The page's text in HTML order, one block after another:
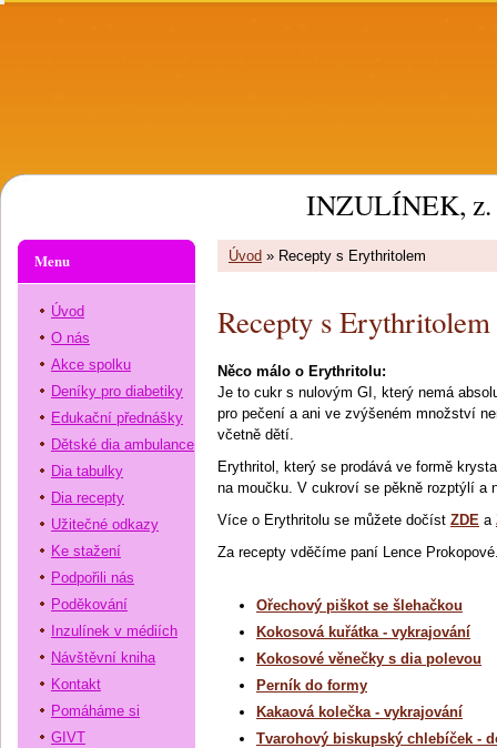
INZULÍNEK, z.
Úvod » Recepty s Erythritolem
Recepty s Erythritolem
Něco málo o Erythritolu:
Je to cukr s nulovým GI, který nemá
pro pečení a ani ve zvýšeném množství
včetně dětí.
Erythritol, který se prodává ve formě
na moučku. V cukroví se pěkně rozptýlí a
Více o Erythritolu se můžete dočíst ZDE a
Za recepty vděčíme paní Lence
Ořechový piškot se šlehačkou
Kokosová kuřátka - vykrajování
Kokosové věnečky s dia polevou
Perník do formy
Kakaová kolečka - vykrajování
Tvarohový biskupský chlebíček -
Menu
Úvod
O nás
Akce spolku
Deníky pro diabetiky
Edukační přednášky
Dětské dia ambulance
Dia tabulky
Dia recepty
Užitečné odkazy
Ke stažení
Podpořili nás
Poděkování
Inzulínek v médiích
Návštěvní kniha
Kontakt
Pomáháme si
GIVT